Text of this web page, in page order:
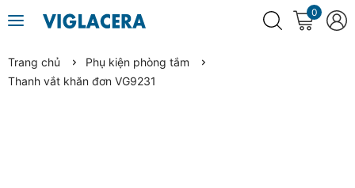
0
Trang chủ
Phụ kiện phòng tắm
Thanh vắt khăn đơn VG9231